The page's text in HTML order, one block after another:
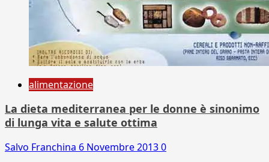
alimentazione
La dieta mediterranea per le donne è sinonimo
di lunga vita e salute ottima
Salvo Franchina 6 Novembre 20130